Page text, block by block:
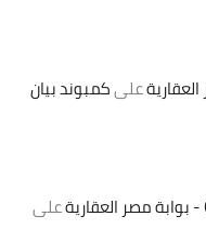
علىكمبوند بيان
على